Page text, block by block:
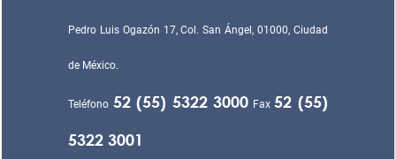
Pedro Luis Ogazón 17, Col. San Ángel, 01000, Ciudad
de México.
Teléfono 52 (55) 5322 3000 Fax52 (55)
5322 3001